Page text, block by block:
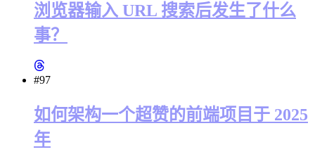
浏览器输入 URL 搜索后发生了什么
事？
#97
如何架构一个超赞的前端项目于 2025
年